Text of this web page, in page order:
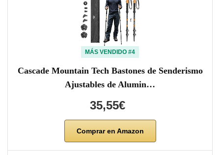
MÁS VENDIDO #4
Cascade Mountain Tech Bastones de Senderismo
Ajustables de Alumin…
35,55€
Comprar en Amazon